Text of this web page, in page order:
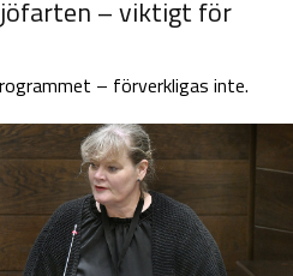
– viktigt för
– förverkligas inte.